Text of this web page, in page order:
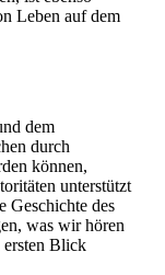
Leben auf dem
dem
durch
können,
unterstützt
Geschichte des
was wir hören
ersten Blick